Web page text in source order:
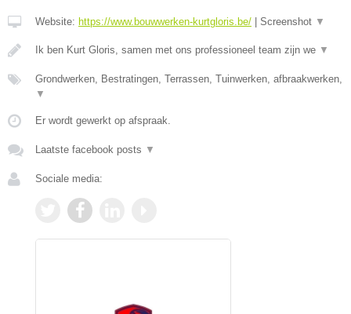
Website: https://www.bouwwerken-kurtgloris.be/ Screenshot ▼
Ik ben Kurt Gloris, samen met ons professioneel team zijn we ▼
Grondwerken, Bestratingen, Terrassen, Tuinwerken, afbraakwerken,
▼
Er wordt gewerkt op afspraak.
Laatste facebook posts ▼
Sociale media: